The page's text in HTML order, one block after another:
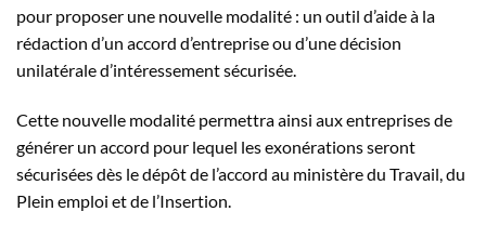
pour proposer une nouvelle modalité : un outil d’aide à la
rédaction d’un accord d’entreprise ou d’une décision
unilatérale d’intéressement sécurisée.
Cette nouvelle modalité permettra ainsi aux entreprises de
générer un accord pour lequel les exonérations seront
sécurisées dès le dépôt de l’accord au ministère du Travail, du
Plein emploi et de l’Insertion.